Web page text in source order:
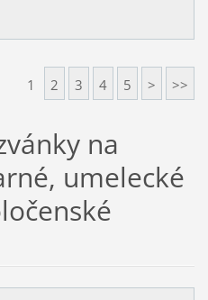
1 2 3 4 5 > >>
na
umelecké